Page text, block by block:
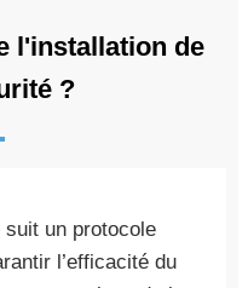
l'installation de
?
suit un protocole
l’efficacité du